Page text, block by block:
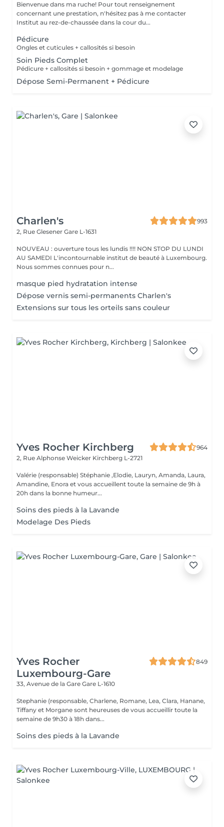
Bienvenue dans ma ruche! Pour tout renseignement
concernant une prestation, n'hésitez pas à me contacter
Institut au rez-de-chaussée dans la cour du...
Pédicure
Ongles et cuticules + callosités si besoin
Soin Pieds Complet
Pédicure + callosités si besoin + gommage et modelage
Dépose Semi-Permanent + Pédicure
Charlen's
993
2, Rue Glesener Gare L-1631
NOUVEAU : ouverture tous les lundis !!!! NON STOP DU LUNDI
AU SAMEDI L'incontournable institut de beauté à Luxembourg.
Nous sommes connues pour n...
masque pied hydratation intense
Dépose vernis semi-permanents Charlen's
Extensions sur tous les orteils sans couleur
Yves Rocher Kirchberg
964
2, Rue Alphonse Weicker Kirchberg L-2721
Valérie (responsable) Stéphanie ,Elodie, Lauryn, Amanda, Laura,
Amandine, Enora et vous accueillent toute la semaine de 9h à
20h dans la bonne humeur...
Soins des pieds à la Lavande
Modelage Des Pieds
Yves Rocher
Luxembourg-Gare
849
33, Avenue de la Gare Gare L-1610
Stephanie (responsable, Charlene, Romane, Lea, Clara, Hanane,
Tiffany et Morgane sont heureuses de vous accueillir toute la
semaine de 9h30 à 18h dans...
Soins des pieds à la Lavande